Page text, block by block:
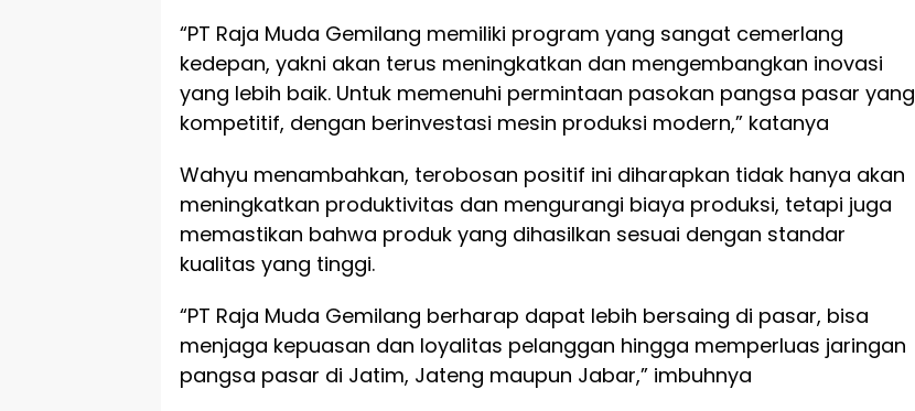
“PT Raja Muda Gemilang memiliki program yang sangat cemerlang
kedepan, yakni akan terus meningkatkan dan mengembangkan inovasi
yang lebih baik. Untuk memenuhi permintaan pasokan pangsa pasar yang
kompetitif, dengan berinvestasi mesin produksi modern,” katanya
Wahyu menambahkan, terobosan positif ini diharapkan tidak hanya akan
meningkatkan produktivitas dan mengurangi biaya produksi, tetapi juga
memastikan bahwa produk yang dihasilkan sesuai dengan standar
kualitas yang tinggi.
“PT Raja Muda Gemilang berharap dapat lebih bersaing di pasar, bisa
menjaga kepuasan dan loyalitas pelanggan hingga memperluas jaringan
pangsa pasar di Jatim, Jateng maupun Jabar,” imbuhnya